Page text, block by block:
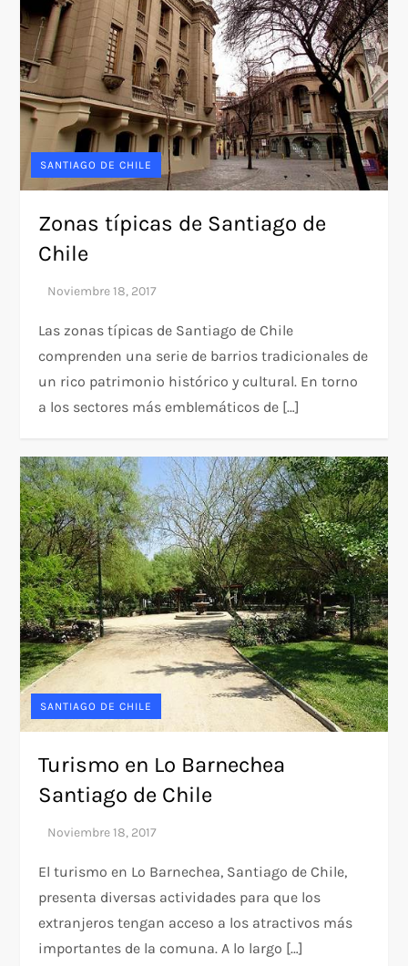
SANTIAGO DE CHILE
Zonas típicas de Santiago de
Chile
Las zonas típicas de Santiago de Chile
comprenden una serie de barrios tradicionales de
un rico patrimonio histórico y cultural. En torno
a los sectores más emblemáticos de […]
SANTIAGO DE CHILE
Turismo en Lo Barnechea
Santiago de Chile
El turismo en Lo Barnechea, Santiago de Chile,
presenta diversas actividades para que los
extranjeros tengan acceso a los atractivos más
importantes de la comuna. A lo largo […]